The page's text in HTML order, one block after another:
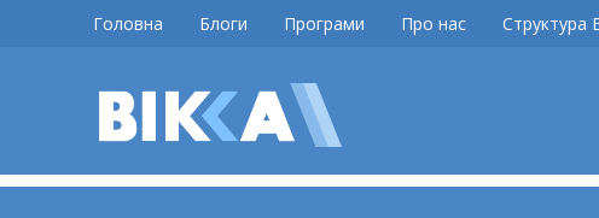
Головна Блоги Програми Про нас Структура